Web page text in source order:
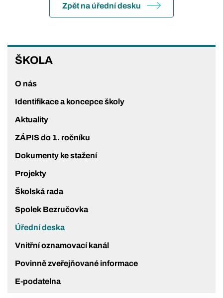
ŠKOLA
ŠKOLA
O nás
Identifikace a koncepce školy
Aktuality
ZÁPIS do 1. ročníku
Dokumenty ke stažení
Projekty
Školská rada
Spolek Bezručovka
Úřední deska
Vnitřní oznamovací kanál
Povinně zveřejňované informace
E-podatelna
Zpět na úřední desku